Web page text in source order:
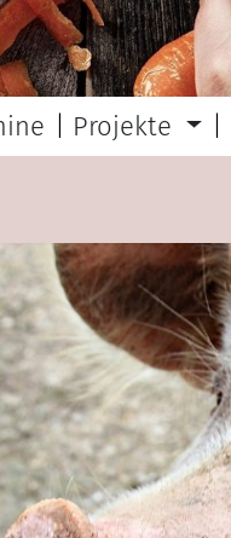
Projekte